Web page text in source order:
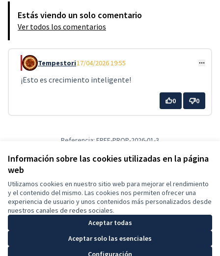
Información sobre las cookies utilizadas en la página
web
Utilizamos cookies en nuestro sitio web para mejorar el rendimiento
y el contenido del mismo. Las cookies nos permiten ofrecer una
experiencia de usuario y unos contenidos más personalizados desde
nuestros canales de redes sociales.
Aceptar todas
Aceptar solo las esenciales
Configuración
Estás viendo un solo comentario
Ver todos los comentarios
Comentario 29
Tempestori17/04/2026 19:55
¡Esto es crecimiento inteligente!
0 0
Referencia: FREE-PROP-2026-01-3
Verificar huella digital
Términos y condiciones de uso
Configuración de cookies
Español
Choose languageElegir el idioma
Con
(Enlace